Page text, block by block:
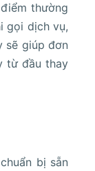
thường
gọi dịch vụ,
sẽ giúp đơn
từ đầu thay
bị sẵn